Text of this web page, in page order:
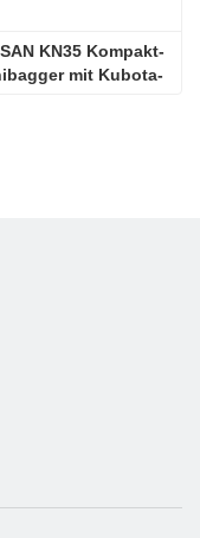
KN35 Kompakt-
mit Kubota-